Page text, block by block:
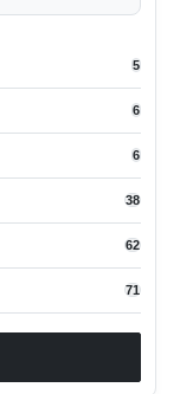
5
6
6
38
62
71